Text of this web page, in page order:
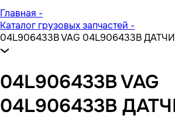
Главная -
Каталог грузовых запчастей -
04L906433B VAG 04L906433B
04L906433B VAG
04L906433B